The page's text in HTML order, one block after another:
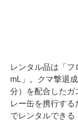
レンタル品は「
mL」。クマ撃退
分）を配合したガ
レー缶を携行する
でレンタルできる